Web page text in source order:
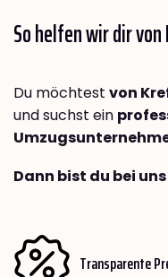
So helfen wir dir
Du möchtest von
und suchst ein
Dann bist du bei
Transparente